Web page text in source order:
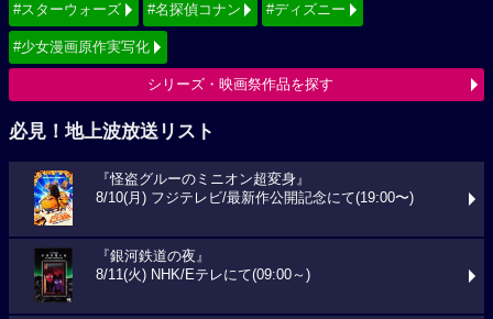
#スターウォーズ #名探偵コナン #ディズニー
#少女漫画原作実写化
シリーズ・映画祭作品を探す
必見！地上波放送リスト
『怪盗グルーのミニオン超変身』
8/10(月) フジテレビ/最新作公開記念にて(19:00〜)
『銀河鉄道の夜』
8/11(火) NHK/Eテレにて(09:00～)